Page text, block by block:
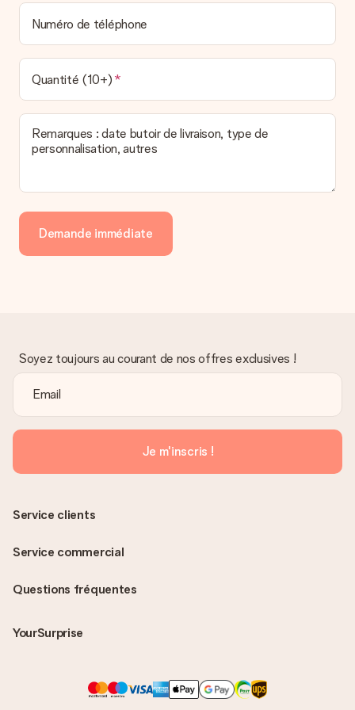
Numéro de téléphone
Quantité (10+)
Remarques : date butoir de livraison, type de
personnalisation, autres
Demande immédiate
Soyez toujours au courant de nos offres exclusives !
Je m'inscris !
Questions fréquentes
YourSurprise
Service clients
Service commercial